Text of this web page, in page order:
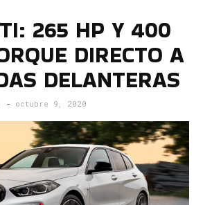
265 HP Y 400
DIRECTO A
DELANTERAS
- octubre 9, 2020